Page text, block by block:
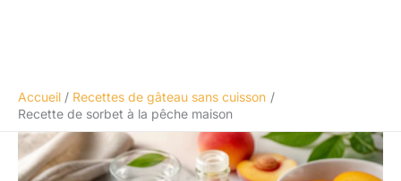
Accueil
Recettes de gâteau sans cuisson
Recette de sorbet à la pêche maison